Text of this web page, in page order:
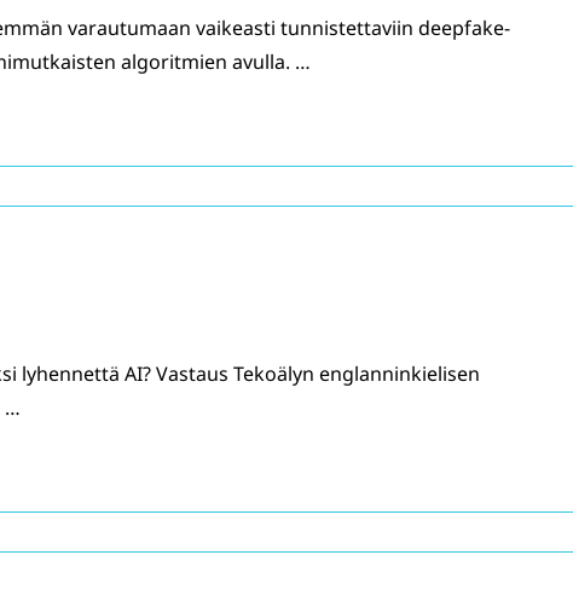
varautumaan vaikeasti tunnistettaviin deepfake-
algoritmien avulla. …
lyhennettä AI? Vastaus Tekoälyn englanninkielisen
…